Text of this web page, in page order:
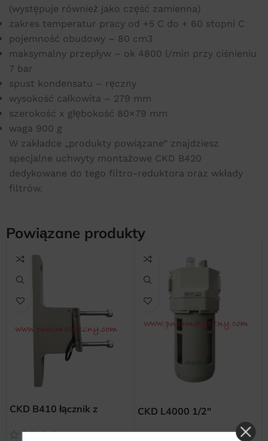
(występuje również jako część zamienna)
zakres temperatur pracy od +5 C do + 60 stopni C
pojemność obudowy – 80 cm3
maksymalny przepływ – ok 4800 l/min przy ciśnieniu
7 bar
spust kondensatu – ręczny
wysokość całkowita – 279 mm
szerokość x głębokość 80×79 mm
waga 900 g
W zakładce „produkty powiązane” znajdziesz
specjalne uchwyty montażowe CKD B420
dedykowane do tego filtro-reduktora oraz wkłady
filtrów.
Powiązane produkty
CKD B410 łącznik z
typu T do modułów CKD
CKD L4000 1/2″
smarownica (naolejacz)